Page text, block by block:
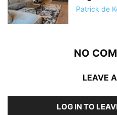
Patrick de
NO
LEAVE
LOG IN TO